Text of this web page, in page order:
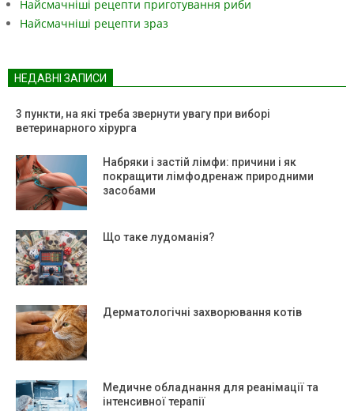
Найсмачніші рецепти приготування риби
Найсмачніші рецепти зраз
НЕДАВНІ ЗАПИСИ
3 пункти, на які треба звернути увагу при виборі
ветеринарного хірурга
Набряки і застій лімфи: причини і як
покращити лімфодренаж природними
засобами
Що таке лудоманія?
Дерматологічні захворювання котів
Медичне обладнання для реанімації та
інтенсивної терапії